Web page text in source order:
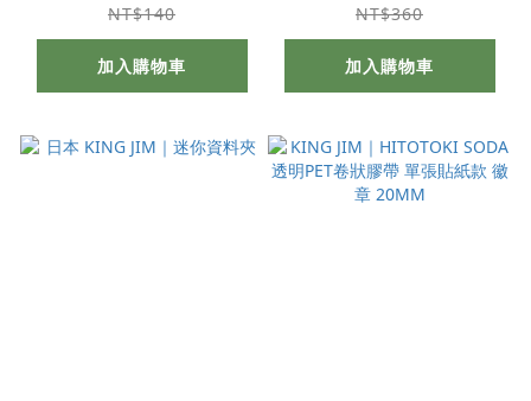
NT$140
加入購物車
NT$360
加入購物車